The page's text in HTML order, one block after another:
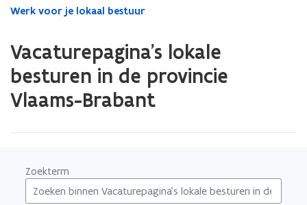
Gedaan
bevindt
zich
op:
Vacaturepagina's
provincie
Vlaams-
Werk voor je lokaal bestuur
Vacaturepagina's lokale
besturen in de provincie
Vlaams-Brabant
Zoekterm